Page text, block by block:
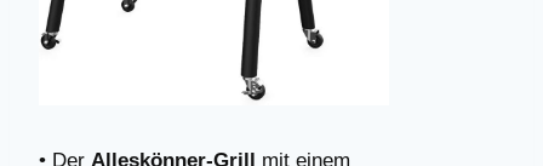
• Der Alleskönner-Grill
mit einem